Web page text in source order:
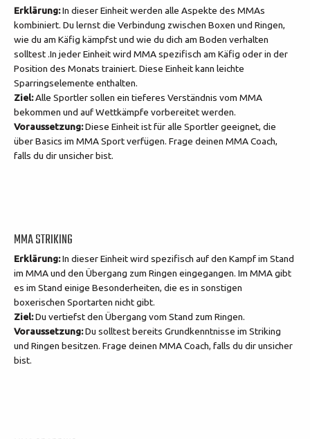
Erklärung:In dieser Einheit werden alle Aspekte des MMAs
kombiniert. Du lernst die Verbindung zwischen Boxen und Ringen,
wie du am Käfig kämpfst und wie du dich am Boden verhalten
solltest .In jeder Einheit wird MMA spezifisch am Käfig oder in der
Position des Monats trainiert. Diese Einheit kann leichte
Sparringselemente enthalten.
Ziel:Alle Sportler sollen ein tieferes Verständnis vom MMA
bekommen und auf Wettkämpfe vorbereitet werden.
Voraussetzung:Diese Einheit ist für alle Sportler geeignet, die
über Basics im MMA Sport verfügen. Frage deinen MMA Coach,
falls du dir unsicher bist.
MMA STRIKING
Erklärung:In dieser Einheit wird spezifisch auf den Kampf im Stand
im MMA und den Übergang zum Ringen eingegangen. Im MMA gibt
es im Stand einige Besonderheiten, die es in sonstigen
boxerischen Sportarten nicht gibt.
Ziel:Du vertiefst den Übergang vom Stand zum Ringen.
Voraussetzung:Du solltest bereits Grundkenntnisse im Striking
und Ringen besitzen. Frage deinen MMA Coach, falls du dir unsicher
bist.